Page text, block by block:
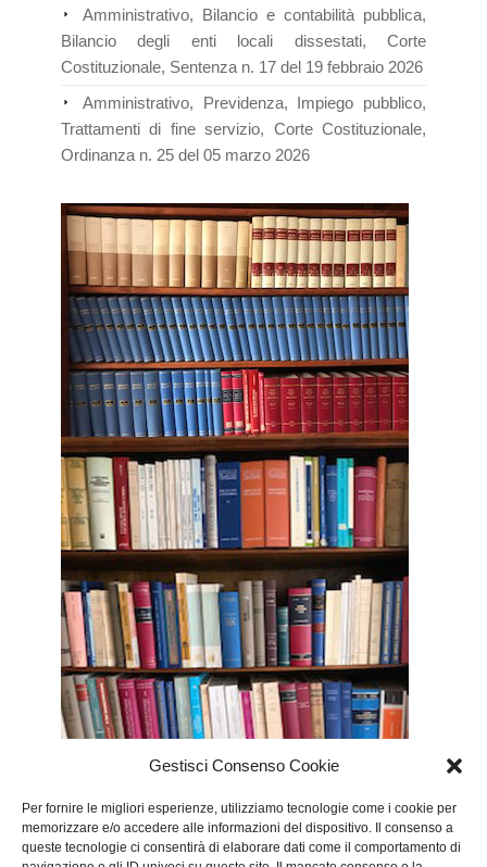
Gestisci Consenso Cookie
Per fornire le migliori esperienze, utilizziamo tecnologie come i cookie per
memorizzare e/o accedere alle informazioni del dispositivo. Il consenso a
queste tecnologie ci consentirà di elaborare dati come il comportamento di
Amministrativo, Bilancio e contabilità pubblica,
Bilancio degli enti locali dissestati, Corte
Costituzionale, Sentenza n. 17 del 19 febbraio 2026
Amministrativo, Previdenza, Impiego pubblico,
Trattamenti di fine servizio, Corte Costituzionale,
Ordinanza n. 25 del 05 marzo 2026